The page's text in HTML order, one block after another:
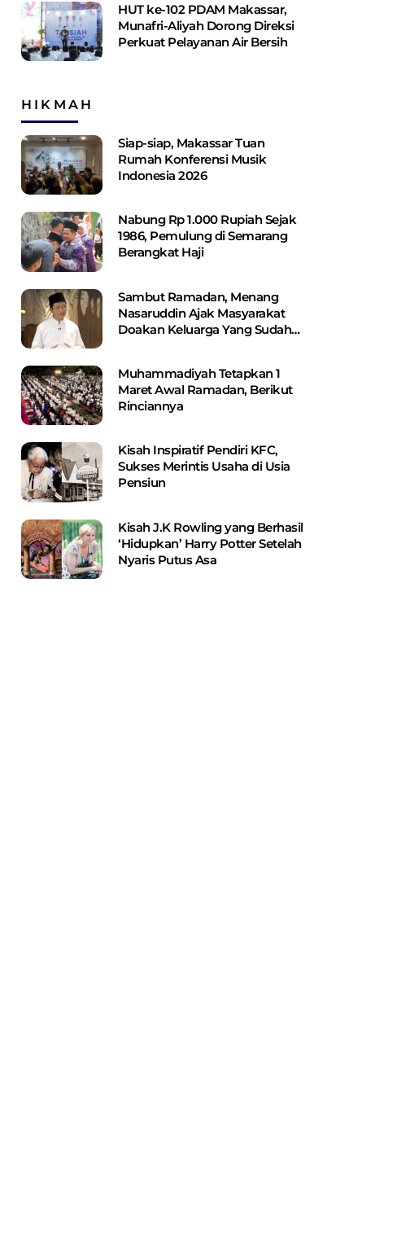
HUT ke-102 PDAM Makassar,
Munafri-Aliyah Dorong Direksi
Perkuat Pelayanan Air Bersih
HIKMAH
Siap-siap, Makassar Tuan
Rumah Konferensi Musik
Indonesia 2026
Nabung Rp 1.000 Rupiah Sejak
1986, Pemulung di Semarang
Berangkat Haji
Sambut Ramadan, Menang
Nasaruddin Ajak Masyarakat
Doakan Keluarga Yang Sudah
Muhammadiyah Tetapkan 1
Maret Awal Ramadan, Berikut
Rinciannya
Kisah Inspiratif Pendiri KFC,
Sukses Merintis Usaha di Usia
Pensiun
Kisah J.K Rowling yang Berhasil
‘Hidupkan’ Harry Potter Setelah
Nyaris Putus Asa